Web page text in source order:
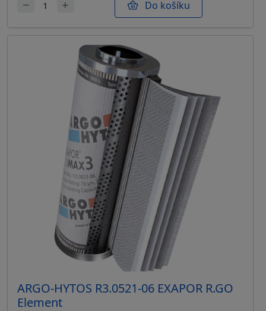
Do košíku
ARGO-HYTOS R3.0521-06 EXAPOR R.GO
Element